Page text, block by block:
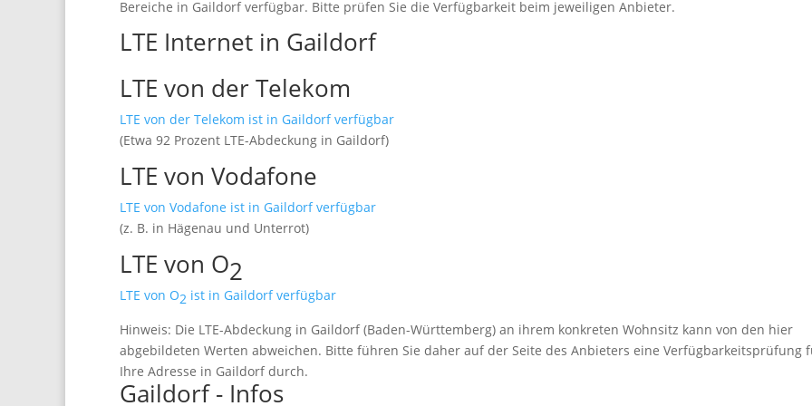
Bereiche in Gaildorf verfügbar. Bitte prüfen Sie die Verfügbarkeit beim jeweiligen Anbieter.
LTE Internet in Gaildorf
LTE von der Telekom
LTE von der Telekom ist in Gaildorf verfügbar
(Etwa 92 Prozent LTE-Abdeckung in Gaildorf)
LTE von Vodafone
LTE von Vodafone ist in Gaildorf verfügbar
(z. B. in Hägenau und Unterrot)
LTE von O2
LTE von O2 ist in Gaildorf verfügbar
Hinweis: Die LTE-Abdeckung in Gaildorf (Baden-Württemberg) an ihrem konkreten Wohnsitz kann von den hier
abgebildeten Werten abweichen. Bitte führen Sie daher auf der Seite des Anbieters eine Verfügbarkeitsprüfung
Ihre Adresse in Gaildorf durch.
Gaildorf - Infos